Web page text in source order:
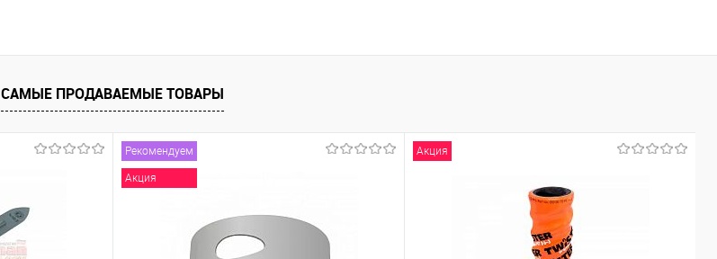
САМЫЕ ПРОДАВАЕМЫЕ ТОВАРЫ
Рекомендуем
Акция
Акция